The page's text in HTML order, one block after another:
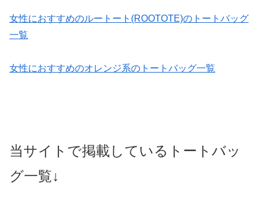
女性におすすめのルートート(ROOTOTE)のトートバッグ
一覧
女性におすすめのオレンジ系のトートバッグ一覧
当サイトで掲載しているトートバッ
グ一覧↓